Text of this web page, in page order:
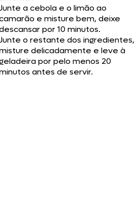
a cebola e o limão ao
e misture bem, deixe
por 10 minutos.
o restante dos ingredientes,
delicadamente e leve à
por pelo menos 20
antes de servir.